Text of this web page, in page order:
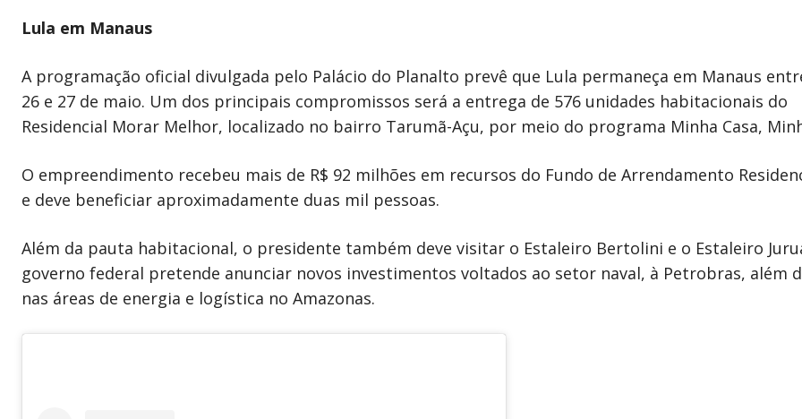
Lula em Manaus
A programação oficial divulgada pelo Palácio do Planalto prevê que Lula permaneça em Manaus
26 e 27 de maio. Um dos principais compromissos será a entrega de 576 unidades habitacionais do
Residencial Morar Melhor, localizado no bairro Tarumã-Açu, por meio do programa Minha Casa,
O empreendimento recebeu mais de R$ 92 milhões em recursos do Fundo de Arrendamento
e deve beneficiar aproximadamente duas mil pessoas.
Além da pauta habitacional, o presidente também deve visitar o Estaleiro Bertolini e o Estaleiro
governo federal pretende anunciar novos investimentos voltados ao setor naval, à Petrobras, além
nas áreas de energia e logística no Amazonas.